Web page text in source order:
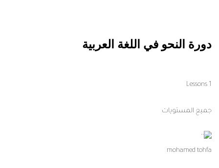
دورة النحو في اللغة العربية
1 Lessons
جميع المستويات
mohamed tohfa